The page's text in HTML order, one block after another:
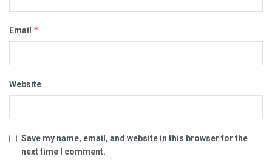
Email *
Website
Save my name, email, and website in this browser for the
next time I comment.